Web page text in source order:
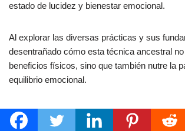
estado de lucidez y bienestar emocional.
Al explorar las diversas prácticas y sus
desentrañado cómo esta técnica ancestral
beneficios físicos, sino que también nutre la
equilibrio emocional.
Claridad Mental como Pilar